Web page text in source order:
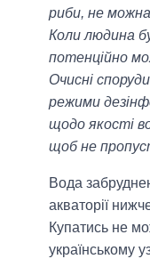
риби, не
Коли людина
потенційно
Очисні
режими
щодо якості
щоб не
Вода
акваторії
Купатись не
українському